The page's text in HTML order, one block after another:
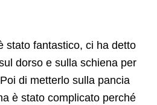
stato fantastico, ci ha detto
dorso e sulla schiena per
di metterlo sulla pancia
è stato complicato perché